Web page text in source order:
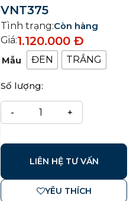
VNT375
Tình trạng:Còn hàng
Giá:1.120.000 Đ
Mẫu ĐEN TRẮNG
Số lượng:
LIÊN HỆ TƯ VẤN
YÊU THÍCH